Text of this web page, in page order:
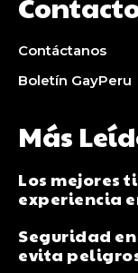
Contáctanos
Boletín GayPeru
Más
Los mejores
experiencia
Seguridad
evita